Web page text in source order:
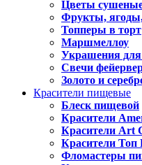
Цветы
Фрукты,
Топперы в торт
Маршмеллоу
Украшения для
Свечи
Золото и
Красители пищевые
Блеск пищевой
Красители
Красители Art
Красители Топ
Фломастеры